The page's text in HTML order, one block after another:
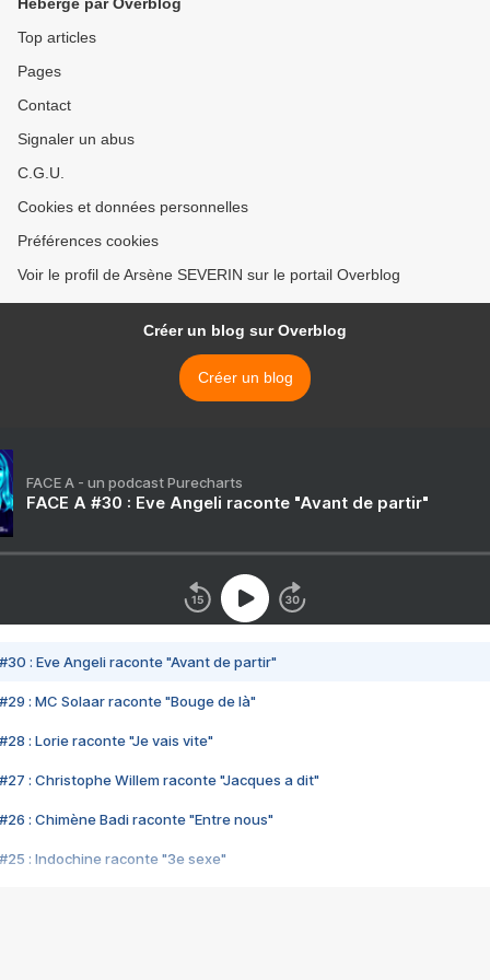
Top articles
Pages
Contact
Signaler un abus
C.G.U.
Cookies et données personnelles
Préférences cookies
Voir le profil de Arsène SEVERIN sur le portail Overblog
Créer un blog sur Overblog
Créer un blog
FACE A - un podcast Purecharts
FACE A #30 : Eve Angeli raconte "Avant de partir"
#30 : Eve Angeli raconte "Avant de partir"
#29 : MC Solaar raconte "Bouge de là"
#28 : Lorie raconte "Je vais vite"
#27 : Christophe Willem raconte "Jacques a dit"
#26 : Chimène Badi raconte "Entre nous"
#25 : Indochine raconte "3e sexe"